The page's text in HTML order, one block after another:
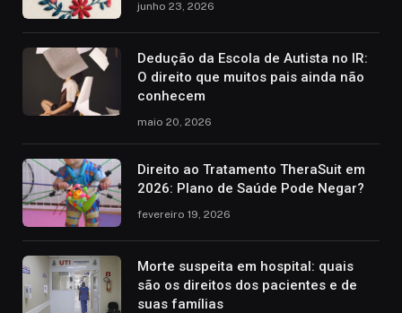
junho 23, 2026
Dedução da Escola de Autista no IR:
O direito que muitos pais ainda não
conhecem
maio 20, 2026
Direito ao Tratamento TheraSuit em
2026: Plano de Saúde Pode Negar?
fevereiro 19, 2026
Morte suspeita em hospital: quais
são os direitos dos pacientes e de
suas famílias